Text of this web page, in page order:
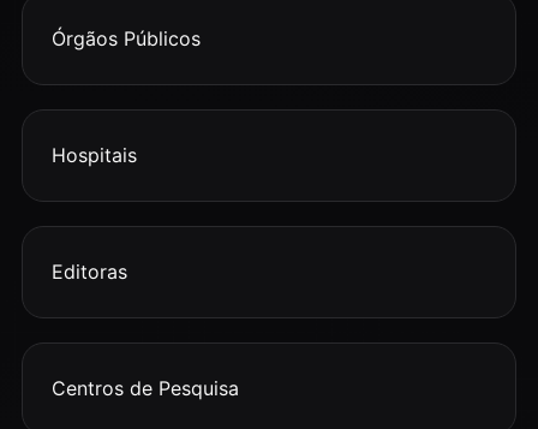
Órgãos Públicos
Hospitais
Editoras
Centros de Pesquisa